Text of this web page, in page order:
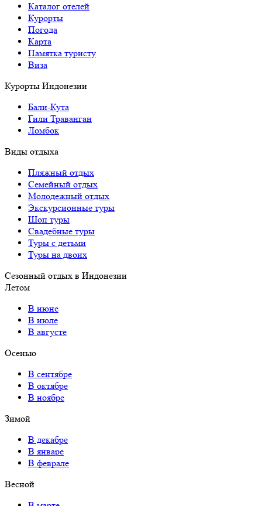
Каталог отелей
Курорты
Погода
Карта
Памятка туристу
Виза
Курорты Индонезии
Бали-Кута
Гили Траванган
Ломбок
Виды отдыха
Пляжный отдых
Семейный отдых
Молодежный отдых
Экскурсионные туры
Шоп туры
Свадебные туры
Туры с детьми
Туры на двоих
Сезонный отдых в Индонезии
Летом
В июне
В июле
В августе
Осенью
В сентябре
В октябре
В ноябре
Зимой
В декабре
В январе
В феврале
Весной